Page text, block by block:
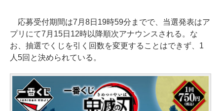
応募受付期間は7月8日19時59分までで、当選発表はア
プリにて7月15日12時以降順次アナウンスされる。な
お、抽選でくじを引く回数を変更することはできず、1
人5回と決められている。